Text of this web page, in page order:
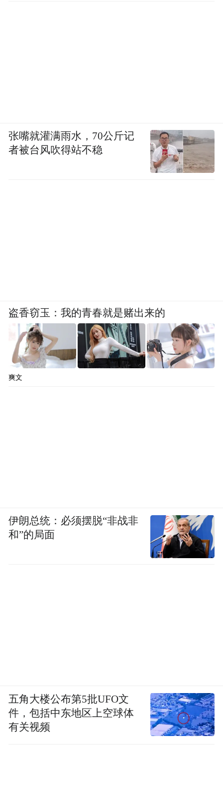
张嘴就灌满雨水，70公斤记
者被台风吹得站不稳
盗香窃玉：我的青春就是赌出来的
爽文
伊朗总统：必须摆脱“非战非
和”的局面
五角大楼公布第5批UFO文
件，包括中东地区上空球体
有关视频